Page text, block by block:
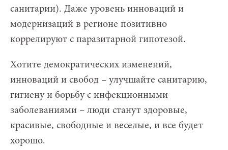
санитарии). Даже уровень инноваций и
модернизаций в регионе позитивно
коррелируют с паразитарной гипотезой.
Хотите демократических изменений,
инноваций и свобод – улучшайте санитарию,
гигиену и борьбу с инфекционными
заболеваниями – люди станут здоровые,
красивые, свободные и веселые, и все будет
хорошо.